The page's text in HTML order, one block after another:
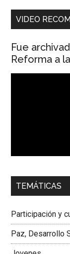
VIDEO
Fue
Reforma a
00:00
Dra. Carolina
Colombiana
TEMÁTICAS
Participación y
Paz, Desarrollo